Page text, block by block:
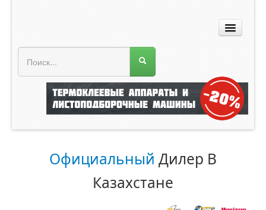
Официальный Дилер В
Казахстане